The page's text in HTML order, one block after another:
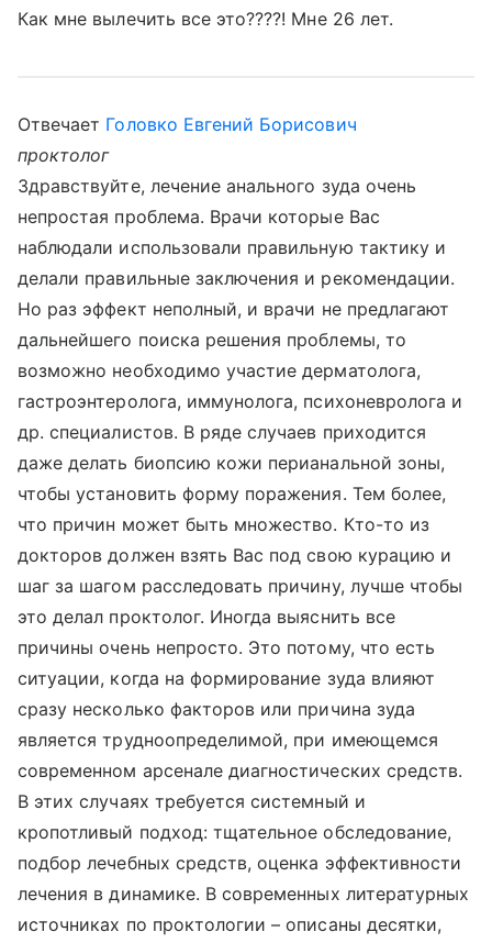
Как мне вылечить все это????! Мне 26 лет.
Отвечает Головко Евгений Борисович
проктолог
Здравствуйте, лечение анального зуда очень
непростая проблема. Врачи которые Вас
наблюдали использовали правильную тактику и
делали правильные заключения и рекомендации.
Но раз эффект неполный, и врачи не предлагают
дальнейшего поиска решения проблемы, то
возможно необходимо участие дерматолога,
гастроэнтеролога, иммунолога, психоневролога и
др. специалистов. В ряде случаев приходится
даже делать биопсию кожи перианальной зоны,
чтобы установить форму поражения. Тем более,
что причин может быть множество. Кто-то из
докторов должен взять Вас под свою курацию и
шаг за шагом расследовать причину, лучше чтобы
это делал проктолог. Иногда выяснить все
причины очень непросто. Это потому, что есть
ситуации, когда на формирование зуда влияют
сразу несколько факторов или причина зуда
является трудноопределимой, при имеющемся
современном арсенале диагностических средств.
В этих случаях требуется системный и
кропотливый подход: тщательное обследование,
подбор лечебных средств, оценка эффективности
лечения в динамике. В современных литературных
источниках по проктологии – описаны десятки,